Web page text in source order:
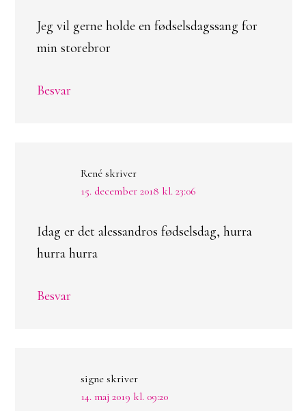
Jeg vil gerne holde en fødselsdagssang for
min storebror
Besvar
René skriver
15. december 2018 kl. 23:06
Idag er det alessandros fødselsdag, hurra
hurra hurra
Besvar
signe skriver
14. maj 2019 kl. 09:20